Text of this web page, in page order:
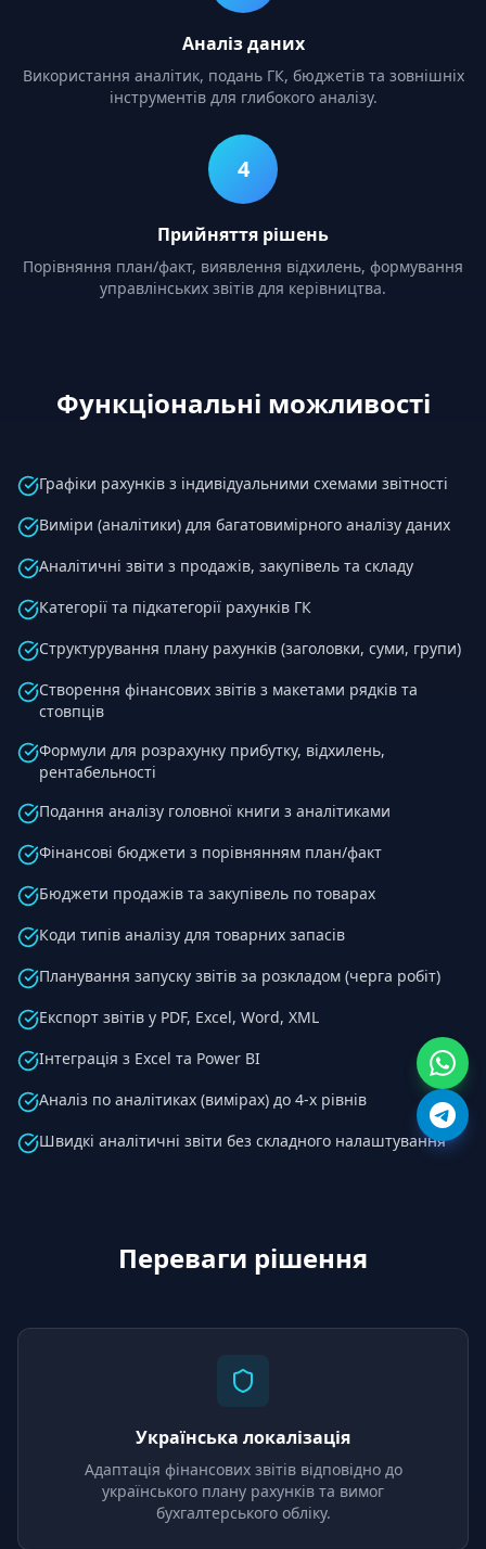
Аналіз даних
Використання аналітик, подань ГК, бюджетів та зовнішніх
інструментів для глибокого аналізу.
4
Прийняття рішень
Порівняння план/факт, виявлення відхилень, формування
управлінських звітів для керівництва.
Функціональні можливості
Графіки рахунків з індивідуальними схемами звітності
Виміри (аналітики) для багатовимірного аналізу даних
Аналітичні звіти з продажів, закупівель та складу
Категорії та підкатегорії рахунків ГК
Структурування плану рахунків (заголовки, суми, групи)
Створення фінансових звітів з макетами рядків та
стовпців
Формули для розрахунку прибутку, відхилень,
рентабельності
Подання аналізу головної книги з аналітиками
Фінансові бюджети з порівнянням план/факт
Бюджети продажів та закупівель по товарах
Коди типів аналізу для товарних запасів
Планування запуску звітів за розкладом (черга робіт)
Експорт звітів у PDF, Excel, Word, XML
Інтеграція з Excel та Power BI
Аналіз по аналітиках (вимірах) до 4-х рівнів
Швидкі аналітичні звіти без складного налаштування
Переваги рішення
Українська локалізація
Адаптація фінансових звітів відповідно до
українського плану рахунків та вимог
бухгалтерського обліку.